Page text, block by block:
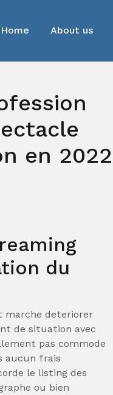
Home About us
en 2022
du
marche deteriorer
de situation avec
pas commode
aucun frais
le listing des
ou bien